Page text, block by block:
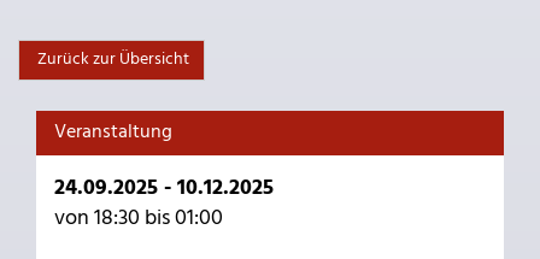
Zurück zur Übersicht
Veranstaltung
24.09.2025 - 10.12.2025
von 18:30 bis 01:00